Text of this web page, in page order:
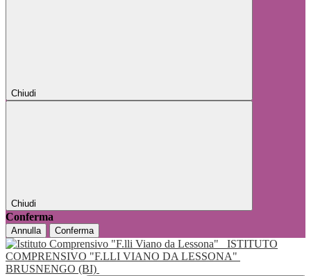
Chiudi
Chiudi
Conferma
Annulla Conferma
ISTITUTO
COMPRENSIVO "F.LLI VIANO DA LESSONA"
BRUSNENGO (BI)